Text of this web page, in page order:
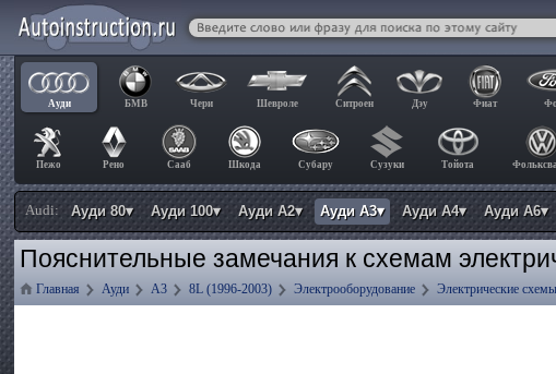
Ауди БМВ Чери Шевроле Ситроен Дэу Фиат
Пежо Рено Сааб Шкода Субару Сузуки Тойота
Audi: Ауди 80▾ Ауди 100▾ Ауди А2▾ Ауди А3▾ Ауди А4▾ Ауди А6▾
Пояснительные замечания к схемам
Главная Ауди А3 8L (1996-2003) Электрооборудование Электрические схемы